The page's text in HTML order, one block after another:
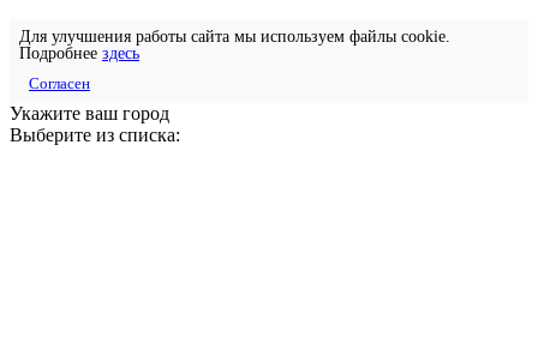
Для улучшения работы сайта мы используем файлы cookie.
Подробнее здесь
Согласен
Укажите ваш город
Выберите из списка: